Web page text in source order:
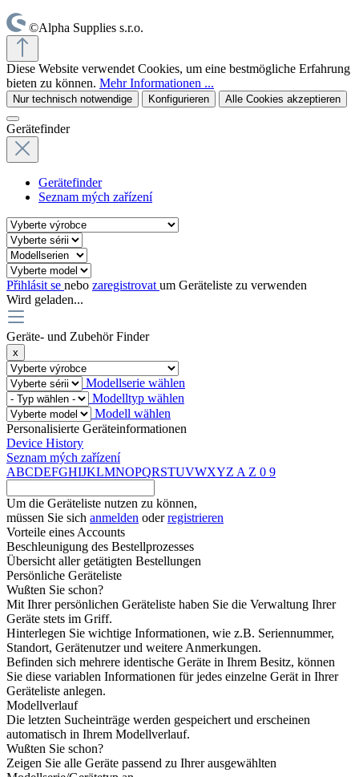
©Alpha Supplies s.r.o.
Diese Website verwendet Cookies, um eine bestmögliche Erfahrung
bieten zu können. Mehr Informationen ...
Nur technisch notwendige Konfigurieren Alle Cookies akzeptieren
Gerätefinder
Gerätefinder
Seznam mých zařízení
Přihlásit se nebo zaregistrovat um Geräteliste zu verwenden
Wird geladen...
Geräte- und Zubehör Finder
x
Modellserie wählen
Modelltyp wählen
Modell wählen
Personalisierte Geräteinformationen
Device History
Seznam mých zařízení
ABCDEFGHIJKLMNOPQRSTUVWXYZ A Z 0 9
Um die Geräteliste nutzen zu können,
müssen Sie sich anmelden oderregistrieren
Vorteile eines Accounts
Beschleunigung des Bestellprozesses
Übersicht aller getätigten Bestellungen
Persönliche Geräteliste
Wußten Sie schon?
Mit Ihrer persönlichen Geräteliste haben Sie die Verwaltung Ihrer
Geräte stets im Griff.
Hinterlegen Sie wichtige Informationen, wie z.B. Seriennummer,
Standort, Gerätenutzer und weitere Anmerkungen.
Befinden sich mehrere identische Geräte in Ihrem Besitz, können
Sie diese variablen Informationen für jedes einzelne Gerät in Ihrer
Geräteliste anlegen.
Modellverlauf
Die letzten Sucheinträge werden gespeichert und erscheinen
automatisch in Ihrem Modellverlauf.
Wußten Sie schon?
Zeigen Sie alle Geräte passend zu Ihrer ausgewählten